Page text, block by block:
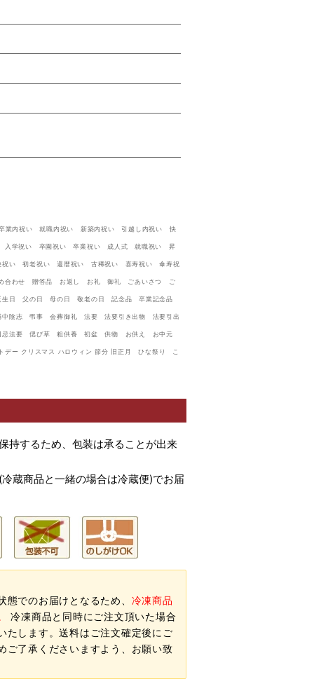
卒業内祝い 就職内祝い 新築内祝い 引越し内祝い 快
学祝い 卒園祝い 卒業祝い 成人式 就職祝い 昇
い 初老祝い 還暦祝い 古稀祝い 喜寿祝い 傘寿祝
合わせ 贈答品 お返し お礼 御礼 ごあいさつ ご
日 父の日 母の日 敬老の日 記念品 卒業記念品
陰志 弔事 会葬御礼 法要 法要引き出物 法要引出
忌法要 偲び草 粗供養 初盆 供物 お供え お中元
クリスマス ハロウィン 節分 旧正月 ひな祭り こ
持するため、包装は承ることが出来
蔵商品と一緒の場合は冷蔵便)でお届
態でのお届けとなるため、 冷凍商品
冷凍商品と同時にご注文頂いた場合
たします。送料はご注文確定後にご
ご了承くださいますよう、お願い致